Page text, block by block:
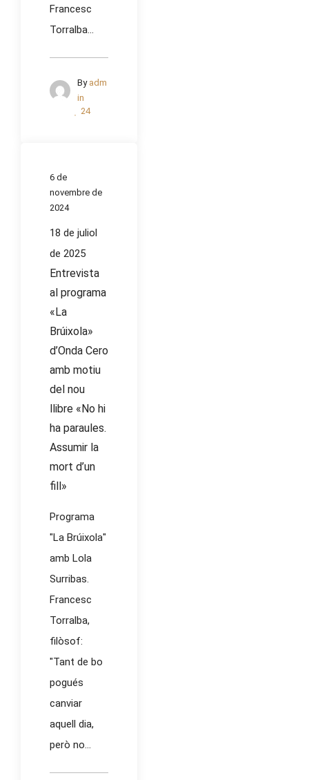
Francesc
Torralba...
By adm
in
24
6 de
novembre de
2024
18 de juliol
de 2025
Entrevista
al programa
«La
Brúixola»
d’Onda Cero
amb motiu
del nou
llibre «No hi
ha paraules.
Assumir la
mort d’un
fill»
Programa
"La Brúixola"
amb Lola
Surribas.
Francesc
Torralba,
filòsof:
"Tant de bo
pogués
canviar
aquell dia,
però no...